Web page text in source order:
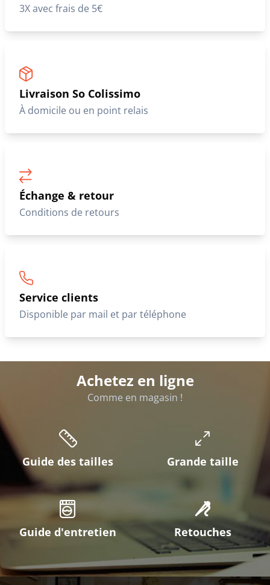
3X avec frais de 5€
Livraison So Colissimo
À domicile ou en point relais
Échange & retour
Conditions de retours
Service clients
Disponible par mail et par téléphone
Achetez en ligne
Comme en magasin !
Guide des tailles Grande taille
Guide d'entretien Retouches